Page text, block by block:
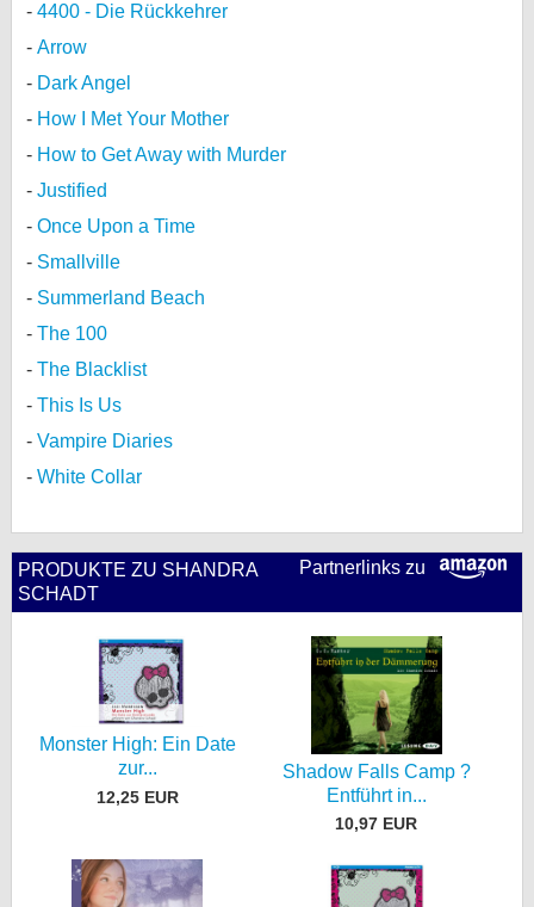
4400 - Die Rückkehrer
Arrow
Dark Angel
How I Met Your Mother
How to Get Away with Murder
Justified
Once Upon a Time
Smallville
Summerland Beach
The 100
The Blacklist
This Is Us
Vampire Diaries
White Collar
Partnerlinks zu
PRODUKTE ZU SHANDRA
SCHADT
Monster High: Ein Date
zur...
12,25 EUR
Shadow Falls Camp ?
Entführt in...
10,97 EUR